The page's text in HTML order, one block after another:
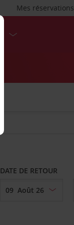
Mes réservations
DATE DE RETOUR